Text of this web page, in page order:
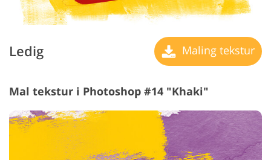
Ledig Maling tekstur
Mal tekstur i Photoshop #14 "Khaki"